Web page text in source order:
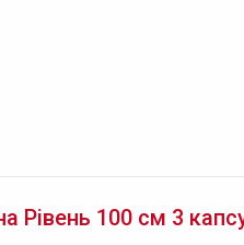
Рівень 100 см 3